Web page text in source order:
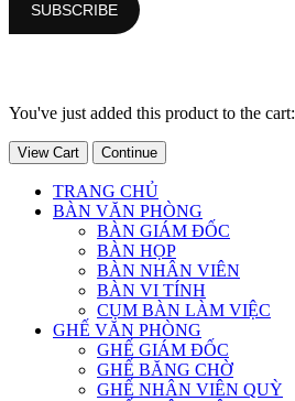
You've just added this product to the cart:
View Cart Continue
TRANG CHỦ
BÀN VĂN PHÒNG
BÀN GIÁM ĐỐC
BÀN HỌP
BÀN NHÂN VIÊN
BÀN VI TÍNH
CỤM BÀN LÀM VIỆC
GHẾ VĂN PHÒNG
GHẾ GIÁM ĐỐC
GHẾ BĂNG CHỜ
GHẾ NHÂN VIÊN QUỲ